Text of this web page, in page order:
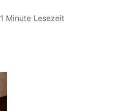
1 Minute Lesezeit